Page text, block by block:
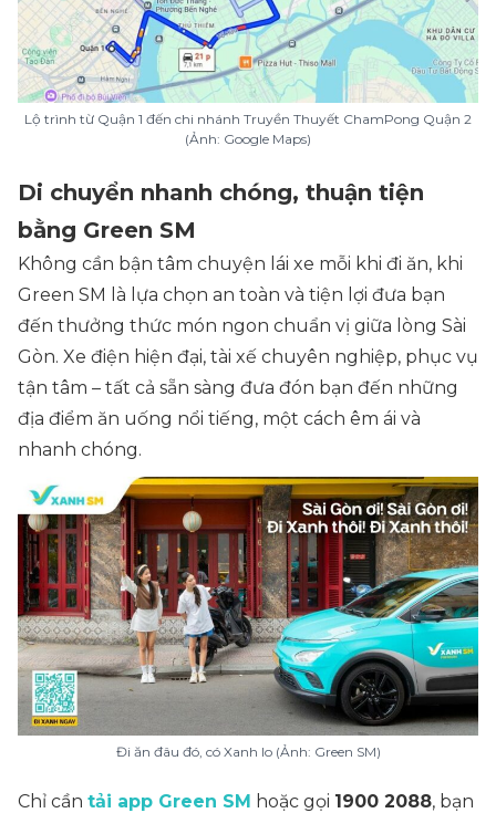
Lộ trình từ Quận 1 đến chi nhánh Truyền Thuyết ChamPong Quận 2
(Ảnh: Google Maps)
Di chuyển nhanh chóng, thuận tiện
bằng Green SM
Không cần bận tâm chuyện lái xe mỗi khi đi ăn, khi
Green SM là lựa chọn an toàn và tiện lợi đưa bạn
đến thưởng thức món ngon chuẩn vị giữa lòng Sài
Gòn. Xe điện hiện đại, tài xế chuyên nghiệp, phục vụ
tận tâm – tất cả sẵn sàng đưa đón bạn đến những
địa điểm ăn uống nổi tiếng, một cách êm ái và
nhanh chóng.
Đi ăn đâu đó, có Xanh lo (Ảnh: Green SM)
Chỉ cần tải app Green SM hoặc gọi 1900 2088, bạn